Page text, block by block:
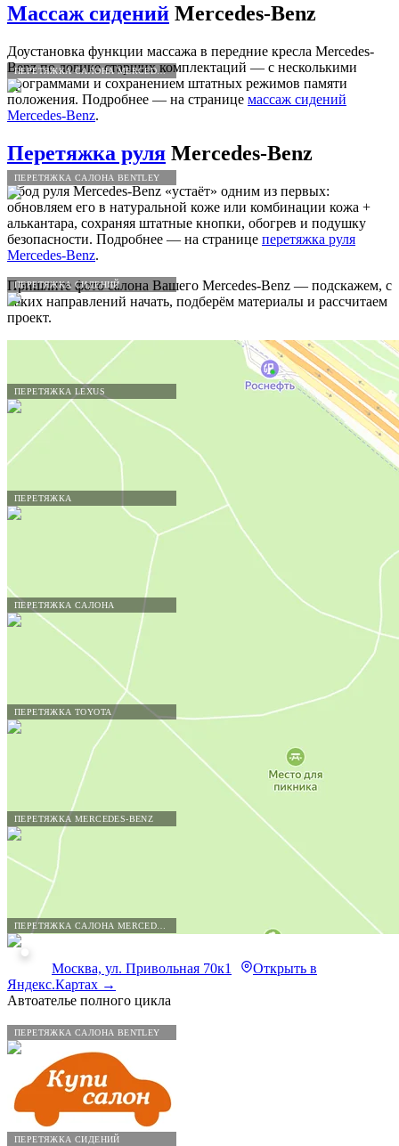
ПЕРЕТЯЖКА САЛОНА MERCEDES-BENZ
ПЕРЕТЯЖКА САЛОНА BENTLEY
ПЕРЕТЯЖКА СИДЕНИЙ
ПЕРЕТЯЖКА LEXUS
ПЕРЕТЯЖКА
ПЕРЕТЯЖКА САЛОНА
ПЕРЕТЯЖКА TOYOTA
ПЕРЕТЯЖКА MERCEDES-BENZ
ПЕРЕТЯЖКА САЛОНА BENTLEY
ПЕРЕТЯЖКА СИДЕНИЙ
Массаж сидений Mercedes-Benz
Доустановка функции массажа в передние кресла Mercedes-
Benz по логике старших комплектаций — с несколькими
программами и сохранением штатных режимов памяти
положения. Подробнее — на странице массаж сидений
Mercedes-Benz.
Перетяжка руля Mercedes-Benz
Обод руля Mercedes-Benz «устаёт» одним из первых:
обновляем его в натуральной коже или комбинации кожа +
алькантара, сохраняя штатные кнопки, обогрев и подушку
безопасности. Подробнее — на странице перетяжка руля
Mercedes-Benz.
Пришлите фото салона Вашего Mercedes-Benz — подскажем, с
каких направлений начать, подберём материалы и рассчитаем
проект.
Москва, ул. Привольная 70к1
Открыть в
Яндекс.Картах →
Автоателье полного цикла